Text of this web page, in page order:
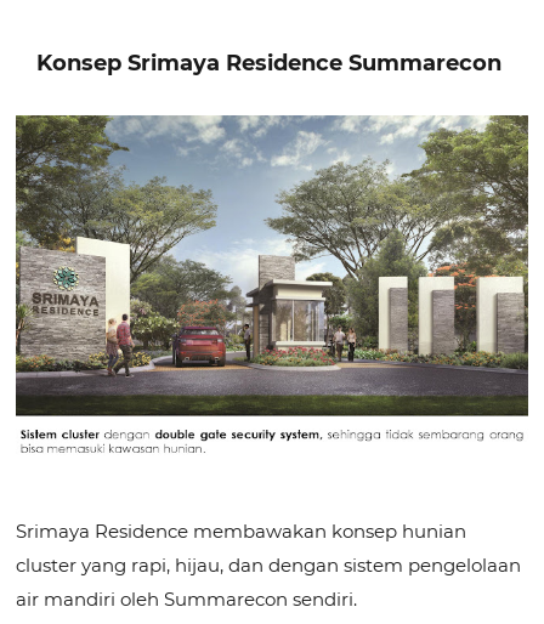
Konsep Srimaya Residence Summarecon
Srimaya Residence membawakan konsep hunian
cluster yang rapi, hijau, dan dengan sistem pengelolaan
air mandiri oleh Summarecon sendiri.